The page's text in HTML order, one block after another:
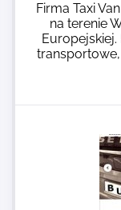
Firma Taxi
na terenie